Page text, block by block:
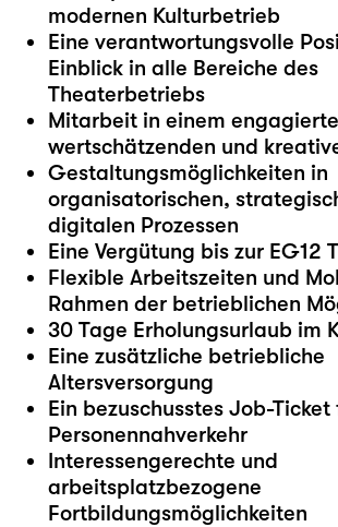
modernen Kulturbetrieb
Eine verantwortungsvolle
Einblick in alle Bereiche des
Theaterbetriebs
Mitarbeit in einem
wertschätzenden und
Gestaltungsmöglichkeiten in
organisatorischen,
digitalen Prozessen
Eine Vergütung bis zur EG12
Flexible Arbeitszeiten und
Rahmen der betrieblichen
30 Tage Erholungsurlaub im
Eine zusätzliche betriebliche
Altersversorgung
Ein bezuschusstes Job-Ticket
Personennahverkehr
Interessengerechte und
arbeitsplatzbezogene
Fortbildungsmöglichkeiten